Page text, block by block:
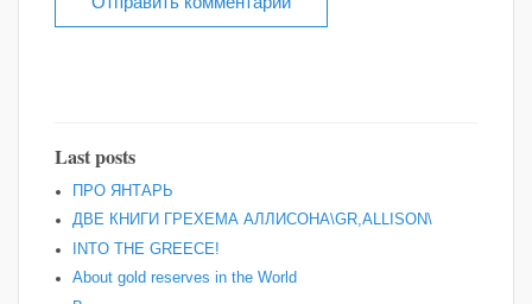
Last posts
ПРО ЯНТАРЬ
ДВЕ КНИГИ ГРЕХЕМА АЛЛИСОНА\GR,ALLISON\
INTO THE GREECE!
About gold reserves in the World